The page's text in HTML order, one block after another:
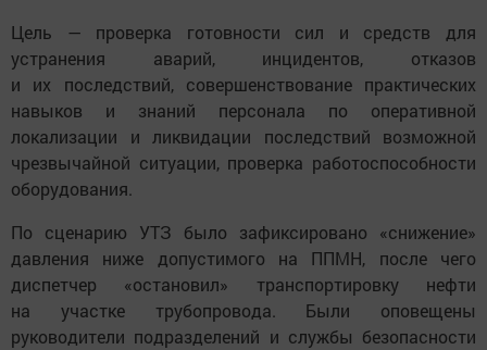
Цель — проверка готовности сил и средств для
устранения аварий, инцидентов, отказов
и их последствий, совершенствование практических
навыков и знаний персонала по оперативной
локализации и ликвидации последствий возможной
чрезвычайной ситуации, проверка работоспособности
оборудования.
По сценарию УТЗ было зафиксировано «снижение»
давления ниже допустимого на ППМН, после чего
диспетчер «остановил» транспортировку нефти
на участке трубопровода. Были оповещены
руководители подразделений и службы безопасности